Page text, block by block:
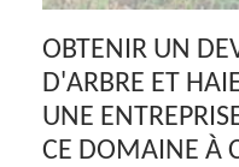
OBTENIR UN
D'ARBRE ET
UNE
CE DOMAINE À